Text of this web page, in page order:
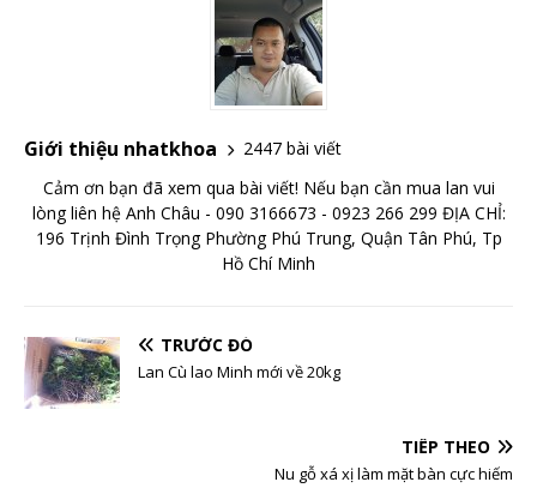
Giới thiệu nhatkhoa
2447 bài viết
Cảm ơn bạn đã xem qua bài viết! Nếu bạn cần mua lan vui
lòng liên hệ Anh Châu - 090 3166673 - 0923 266 299 ĐỊA CHỈ:
196 Trịnh Đình Trọng Phường Phú Trung, Quận Tân Phú, Tp
Hồ Chí Minh
TRƯỚC ĐÓ
Lan Cù lao Minh mới về 20kg
TIẾP THEO
Nu gỗ xá xị làm mặt bàn cực hiếm